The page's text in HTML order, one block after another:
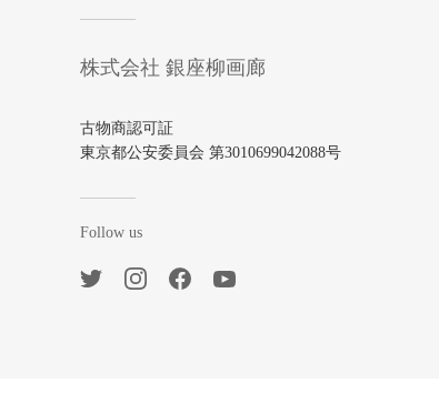
株式会社 銀座柳画廊
古物商認可証
東京都公安委員会 第3010699042088号
Follow us